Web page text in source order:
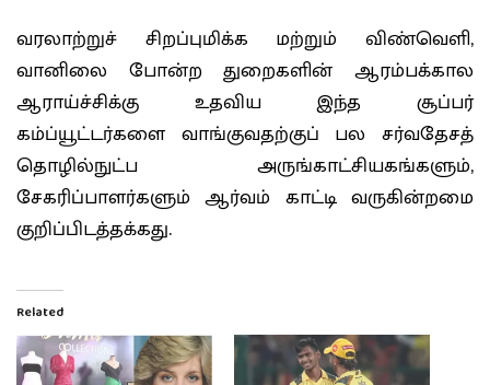
வரலாற்றுச் சிறப்புமிக்க மற்றும் விண்வெளி,
வானிலை போன்ற துறைகளின் ஆரம்பக்கால
ஆராய்ச்சிக்கு உதவிய இந்த சூப்பர்
கம்ப்யூட்டர்களை வாங்குவதற்குப் பல சர்வதேசத்
தொழில்நுட்ப அருங்காட்சியகங்களும்,
சேகரிப்பாளர்களும் ஆர்வம் காட்டி வருகின்றமை
குறிப்பிடத்தக்கது.
Related